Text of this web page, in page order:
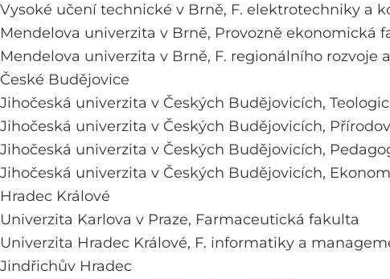
Vysoké učení technické v Brně, F. elektrotechniky a
Mendelova univerzita v Brně, Provozně ekonomická
Mendelova univerzita v Brně, F. regionálního rozvoje
České Budějovice
Jihočeská univerzita v Českých Budějovicích,
Jihočeská univerzita v Českých Budějovicích,
Jihočeská univerzita v Českých Budějovicích,
Jihočeská univerzita v Českých Budějovicích,
Hradec Králové
Univerzita Karlova v Praze, Farmaceutická fakulta
Univerzita Hradec Králové, F. informatiky a
Jindřichův Hradec